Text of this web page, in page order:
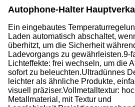
Autophone-Halter
Ein eingebautes
Laden automatisch abschaltet,
überhitzt, um die Sicherheit
Ladevorgangs zu gewährleisten.9-
Lichteffekte: frei wechseln, um die
sofort zu beleuchten.Ultradünnes
leichter als ähnliche Produkte,
visuell präziser.Vollmetalltextur:
Metallmaterial, mit Textur und